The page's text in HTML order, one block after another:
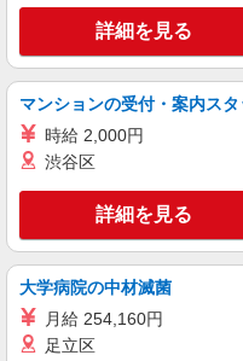
群馬県
キープ
株式会社kotrio /●TK-H-1855142
群馬総社
事配膳な
時給
通費全支
キープ
詳細を見る
マンションの受付・案内スタ
時給 2,000円
渋谷区
詳細を見る
大学病院の中材滅菌
月給 254,160円
足立区